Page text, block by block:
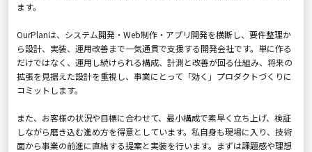
ます。
OurPlanは、システム開発・Web制作・アプリ開発を横断し、要件整理か
ら設計、実装、運用改善まで一気通貫で支援する開発会社です。単に作る
だけではなく、運用し続けられる構成、計測と改善が回る仕組み、将来の
拡張を見据えた設計を重視し、事業にとって「効く」プロダクトづくりに
コミットします。
また、お客様の状況や目標に合わせて、最小構成で素早く立ち上げ、検証
しながら磨き込む進め方を得意としています。私自身も現場に入り、技術
面から事業の前進に直結する提案と実装を行います。まずは課題感や理想